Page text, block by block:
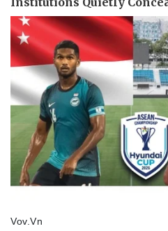
Sức khỏe
Dinh dưỡng - món ngon
Cây thuốc
Sản phụ khoa
Nhi khoa
Nam khoa
Ăn sạch sống khỏe